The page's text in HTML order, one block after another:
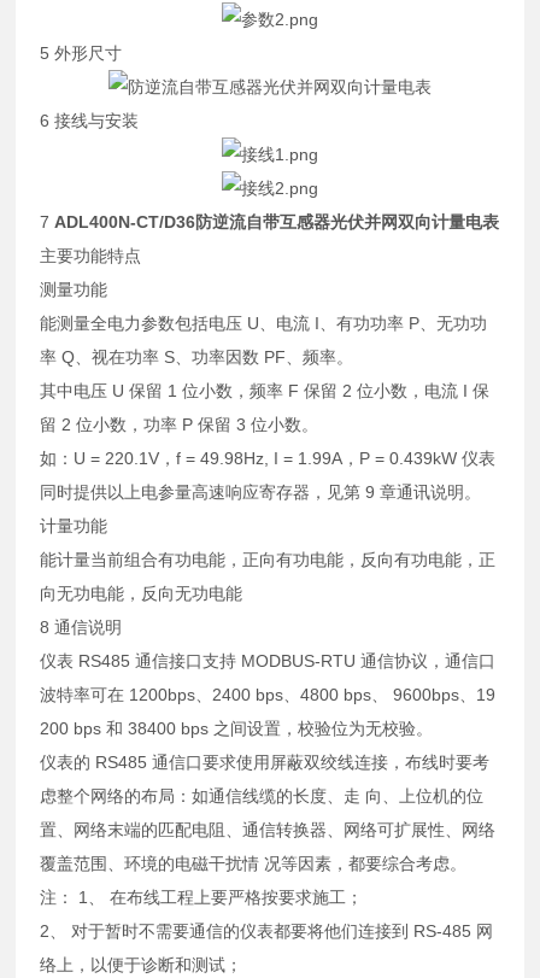
5 外形尺寸
6 接线与安装
7 ADL400N-CT/D36防逆流自带互感器光伏并网双向计量电表
主要功能特点
测量功能
能测量全电力参数包括电压 U、电流 I、有功功率 P、无功功
率 Q、视在功率 S、功率因数 PF、频率。
其中电压 U 保留 1 位小数，频率 F 保留 2 位小数，电流 I 保
留 2 位小数，功率 P 保留 3 位小数。
如：U = 220.1V，f = 49.98Hz, I = 1.99A，P = 0.439kW 仪表
同时提供以上电参量高速响应寄存器，见第 9 章通讯说明。
计量功能
能计量当前组合有功电能，正向有功电能，反向有功电能，正
向无功电能，反向无功电能
8 通信说明
仪表 RS485 通信接口支持 MODBUS-RTU 通信协议，通信口
波特率可在 1200bps、2400 bps、4800 bps、 9600bps、19
200 bps 和 38400 bps 之间设置，校验位为无校验。
仪表的 RS485 通信口要求使用屏蔽双绞线连接，布线时要考
虑整个网络的布局：如通信线缆的长度、走 向、上位机的位
置、网络末端的匹配电阻、通信转换器、网络可扩展性、网络
覆盖范围、环境的电磁干扰情 况等因素，都要综合考虑。
注： 1、 在布线工程上要严格按要求施工；
2、 对于暂时不需要通信的仪表都要将他们连接到 RS-485 网
络上，以便于诊断和测试；